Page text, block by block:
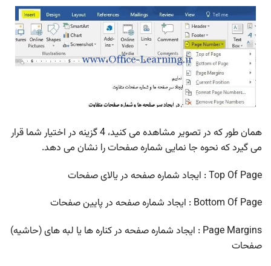
همان طور که در تصویر مشاهده می کنید، 4 گزینه در اختیار شما قرار
می گیرد که نحوه جا نمایی شماره صفحات را نشان می دهد.
Top Of Page : ایجاد شماره صفحه در یالای صفحات
Bottom Of Page : ایجاد شماره صفحه در پایین صفحات
Page Margins : ایجاد شماره صفحه در کناره ها یا لبه های (حاشیه)
صفحات